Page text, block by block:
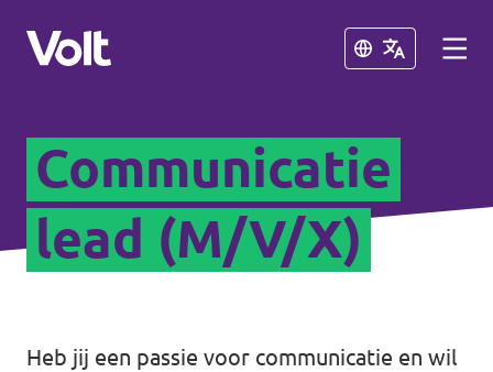
Sluiten
Kies een taal
Nederlands
Afdelingen dichtbij
Sluiten
Standpunten
Communicatie
lead (M/V/X)
Heb jij een passie voor communicatie en wil